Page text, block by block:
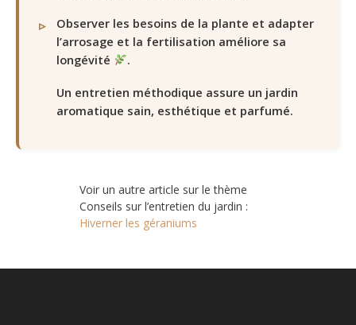
Observer les besoins de la plante et adapter
l’arrosage et la fertilisation améliore sa
longévité
.
Un entretien méthodique assure un jardin
aromatique sain, esthétique et parfumé.
Voir un autre article sur le thème
Conseils sur l’entretien du jardin :
Hiverner les géraniums